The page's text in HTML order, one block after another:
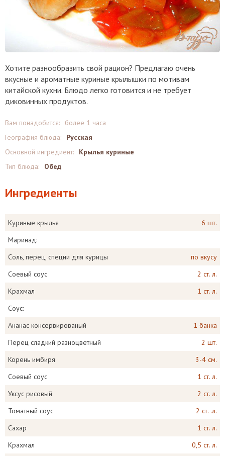
Хотите разнообразить свой рацион? Предлагаю очень
вкусные и ароматные куриные крылышки по мотивам
китайской кухни. Блюдо легко готовится и не требует
диковинных продуктов.
Вам понадобится:
более 1 часа
География блюда:
Русская
Основной ингредиент:
Крылья куриные
Тип блюда:
Обед
Ингредиенты
Куриные крылья
6 шт.
Маринад:
Соль, перец, специи для курицы
по вкусу
Соевый соус
2 ст. л.
Крахмал
1 ст. л.
Соус:
Ананас консервированый
1 банка
Перец сладкий разноцветный
2 шт.
Корень имбиря
3-4 см.
Соевый соус
1 ст. л.
Уксус рисовый
2 ст. л.
Томатный соус
2 ст. .л.
Сахар
1 ст. л.
Крахмал
0,5 ст. л.